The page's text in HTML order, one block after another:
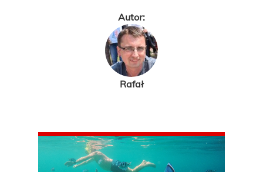
Autor:
Rafał